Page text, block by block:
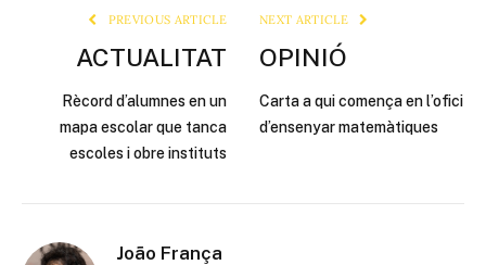
PREVIOUS ARTICLE
ACTUALITAT
Rècord d’alumnes en un
mapa escolar que tanca
escoles i obre instituts
NEXT ARTICLE
OPINIÓ
Carta a qui comença en l’ofici
d’ensenyar matemàtiques
João França